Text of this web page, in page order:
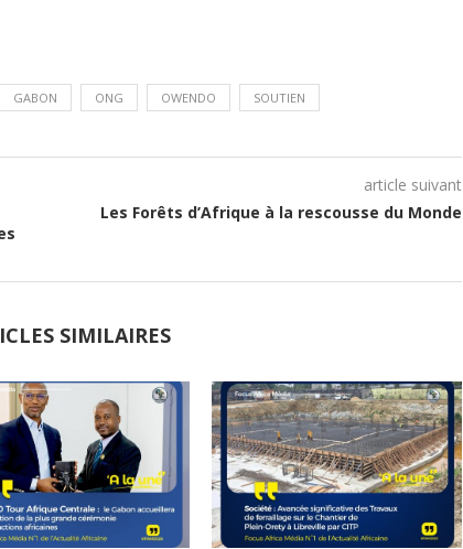
GABON ONG OWENDO SOUTIEN
article suivant
Les Forêts d’Afrique à la rescousse du Monde
SIMILAIRES